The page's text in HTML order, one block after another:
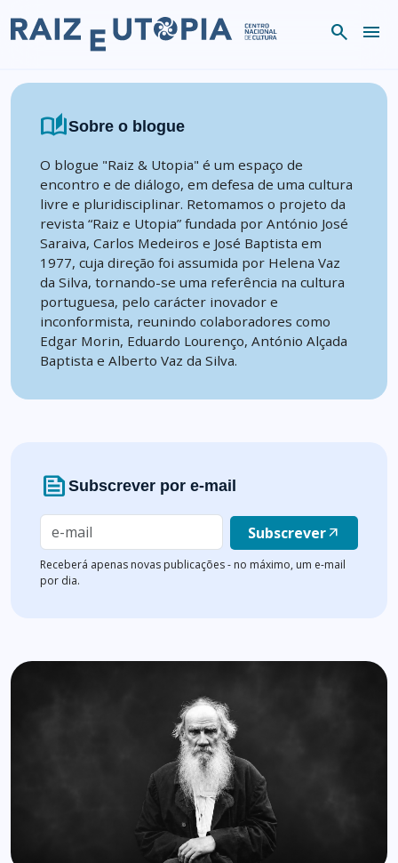
search menu
auto_storiesSobre o blogue
O blogue "Raiz & Utopia" é um espaço de
encontro e de diálogo, em defesa de uma cultura
livre e pluridisciplinar. Retomamos o projeto da
revista “Raiz e Utopia” fundada por António José
Saraiva, Carlos Medeiros e José Baptista em
1977, cuja direção foi assumida por Helena Vaz
da Silva, tornando-se uma referência na cultura
portuguesa, pelo carácter inovador e
inconformista, reunindo colaboradores como
Edgar Morin, Eduardo Lourenço, António Alçada
Baptista e Alberto Vaz da Silva.
news Subscrever por e-mail
Subscreverarrow_outward
Receberá apenas novas publicações - no máximo, um e-mail
por dia.
Lista de artigos